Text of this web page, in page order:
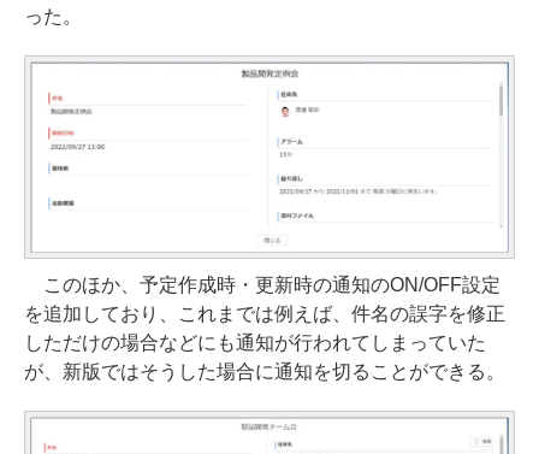
った。
このほか、予定作成時・更新時の通知のON/OFF設定
を追加しており、これまでは例えば、件名の誤字を修正
しただけの場合などにも通知が行われてしまっていた
が、新版ではそうした場合に通知を切ることができる。